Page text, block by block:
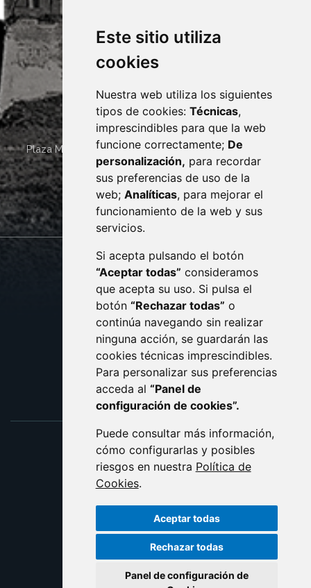
Este sitio utiliza
cookies
Nuestra web utiliza los siguientes
tipos de cookies: Técnicas,
imprescindibles para que la web
funcione correctamente; De
personalización, para recordar
sus preferencias de uso de la
web; Analíticas, para mejorar el
funcionamiento de la web y sus
servicios.
Si acepta pulsando el botón
“Aceptar todas” consideramos
que acepta su uso. Si pulsa el
botón “Rechazar todas” o
continúa navegando sin realizar
ninguna acción, se guardarán las
cookies técnicas imprescindibles.
Para personalizar sus preferencias
acceda al “Panel de
configuración de cookies”.
Puede consultar más información,
cómo configurarlas y posibles
riesgos en nuestra Política de
Cookies.
Aceptar todas
Rechazar todas
Panel de configuración de
Plaza Mayor 4 22400 MONZÓN - ARAGÓN (ESPAÑA)
· (34) 974 400 700 ·
sac@monzon.es
monzon.es
CONTACTO
AVISO LEGAL
PROTECCIÓN DE DATOS
POLÍTICA DE COOKIES
ACCESIBILIDAD
ENLACE EXTERNO AL